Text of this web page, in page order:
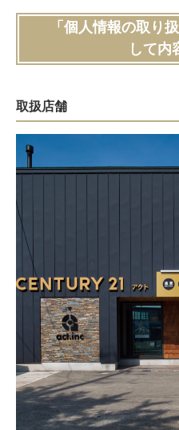
「個人情報の取り
して内
取扱店舗